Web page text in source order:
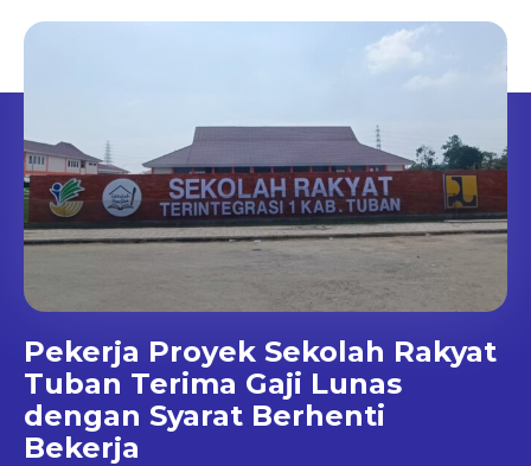
Pekerja Proyek Sekolah Rakyat
Tuban Terima Gaji Lunas
dengan Syarat Berhenti
Bekerja